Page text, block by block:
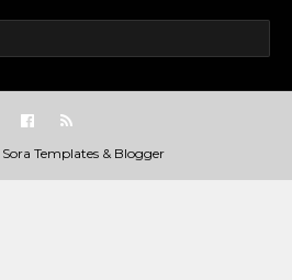
Sora Templates& Blogger